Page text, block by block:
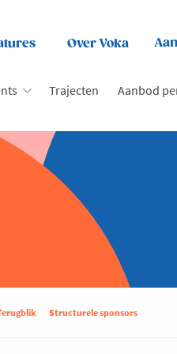
Over Voka
Trajecten Aanbod
Structurele sponsors